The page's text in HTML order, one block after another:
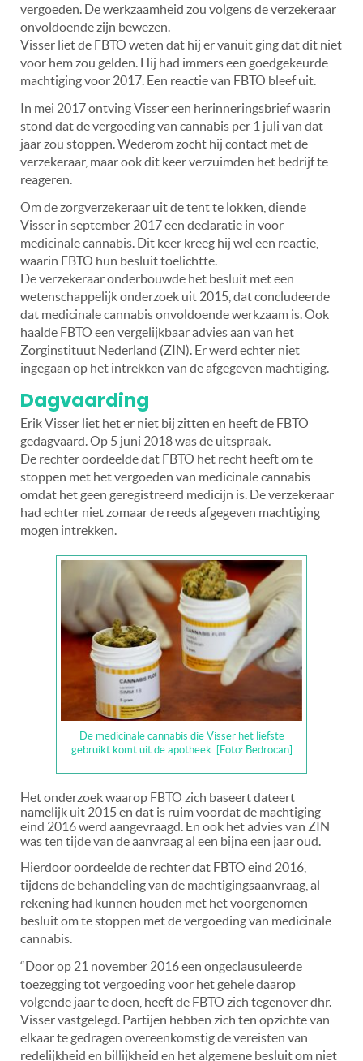
vergoeden. De werkzaamheid zou volgens de verzekeraar
onvoldoende zijn bewezen.
Visser liet de FBTO weten dat hij er vanuit ging dat dit niet
voor hem zou gelden. Hij had immers een goedgekeurde
machtiging voor 2017. Een reactie van FBTO bleef uit.
In mei 2017 ontving Visser een herinneringsbrief waarin
stond dat de vergoeding van cannabis per 1 juli van dat
jaar zou stoppen. Wederom zocht hij contact met de
verzekeraar, maar ook dit keer verzuimden het bedrijf te
reageren.
Om de zorgverzekeraar uit de tent te lokken, diende
Visser in september 2017 een declaratie in voor
medicinale cannabis. Dit keer kreeg hij wel een reactie,
waarin FBTO hun besluit toelichtte.
De verzekeraar onderbouwde het besluit met een
wetenschappelijk onderzoek uit 2015, dat concludeerde
dat medicinale cannabis onvoldoende werkzaam is. Ook
haalde FBTO een vergelijkbaar advies aan van het
Zorginstituut Nederland (ZIN). Er werd echter niet
ingegaan op het intrekken van de afgegeven machtiging.
Dagvaarding
Erik Visser liet het er niet bij zitten en heeft de FBTO
gedagvaard. Op 5 juni 2018 was de uitspraak.
De rechter oordeelde dat FBTO het recht heeft om te
stoppen met het vergoeden van medicinale cannabis
omdat het geen geregistreerd medicijn is. De verzekeraar
had echter niet zomaar de reeds afgegeven machtiging
mogen intrekken.
De medicinale cannabis die Visser het liefste
gebruikt komt uit de apotheek. [Foto: Bedrocan]
Het onderzoek waarop FBTO zich baseert dateert
namelijk uit 2015 en dat is ruim voordat de machtiging
eind 2016 werd aangevraagd. En ook het advies van ZIN
was ten tijde van de aanvraag al een bijna een jaar oud.
Hierdoor oordeelde de rechter dat FBTO eind 2016,
tijdens de behandeling van de machtigingsaanvraag, al
rekening had kunnen houden met het voorgenomen
besluit om te stoppen met de vergoeding van medicinale
cannabis.
“Door op 21 november 2016 een ongeclausuleerde
toezegging tot vergoeding voor het gehele daarop
volgende jaar te doen, heeft de FBTO zich tegenover dhr.
Visser vastgelegd. Partijen hebben zich ten opzichte van
elkaar te gedragen overeenkomstig de vereisten van
redelijkheid en billijkheid en het algemene besluit om niet